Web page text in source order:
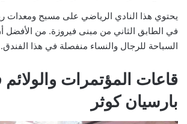
يحتوي هذا النادي الرياضي على مسبح ومعدات
في الطابق الثاني من مبنى فيروزة. من
السباحة للرجال والنساء منفصلة في هذا الفندق.
قاعات المؤتمرات
بارسيان كوثر